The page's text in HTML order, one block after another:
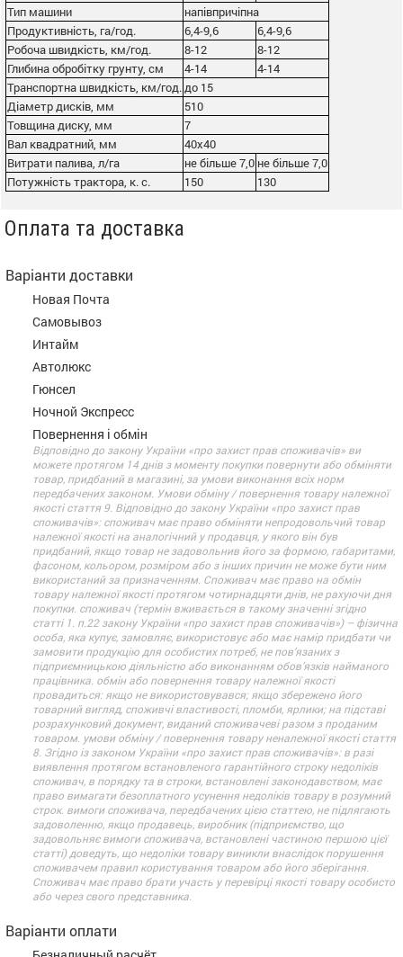
Тип машини
напівпричіпна
Продуктивність, га/год.
6,4-9,6
6,4-9,6
Робоча швидкість, км/год.
8-12
8-12
Глибина обробітку грунту, см
4-14
4-14
Транспортна швидкість, км/год. до 15
Діаметр дисків, мм
510
Товщина диску, мм
7
Вал квадратний, мм
40х40
Витрати палива, л/га
не більше 7,0 не більше 7,0
Потужність трактора, к. с.
150 130
Оплата та доставка
Варіанти доставки
Новая Почта
Самовывоз
Интайм
Автолюкс
Гюнсел
Ночной Экспресс
Повернення і обмін
Відповідно до закону України «про захист прав споживачів» ви
можете протягом 14 днів з моменту покупки повернути або обміняти
товар, придбаний в магазині, за умови виконання всіх норм
передбачених законом. Умови обміну / повернення товару належної
якості стаття 9. Відповідно до закону України «про захист прав
споживачів»: споживач має право обміняти непродовольчий товар
належної якості на аналогічний у продавця, у якого він був
придбаний, якщо товар не задовольнив його за формою, габаритами,
фасоном, кольором, розміром або з інших причин не може бути ним
використаний за призначенням. Споживач має право на обмін
товару належної якості протягом чотирнадцяти днів, не рахуючи дня
покупки. споживач (термін вживається в такому значенні згідно
статті 1. п.22 закону України «про захист прав споживачів») – фізична
особа, яка купує, замовляє, використовує або має намір придбати чи
замовити продукцію для особистих потреб, не пов’язаних з
підприємницькою діяльністю або виконанням обов’язків найманого
працівника. обмін або повернення товару належної якості
провадиться: якщо не використовувався; якщо збережено його
товарний вигляд, споживчі властивості, пломби, ярлики; на підставі
розрахунковий документ, виданий споживачеві разом з проданим
товаром. умови обміну / повернення товару неналежної якості стаття
8. Згідно із законом України «про захист прав споживачів»: в разі
виявлення протягом встановленого гарантійного строку недоліків
споживач, в порядку та в строки, встановлені законодавством, має
право вимагати безоплатного усунення недоліків товару в розумний
строк. вимоги споживача, передбачених цією статтею, не підлягають
задоволенню, якщо продавець, виробник (підприємство, що
задовольняє вимоги споживача, встановлені частиною першою цієї
статті) доведуть, що недоліки товару виникли внаслідок порушення
споживачем правил користування товаром або його зберігання.
Споживач має право брати участь у перевірці якості товару особисто
або через свого представника.
Варіанти оплати